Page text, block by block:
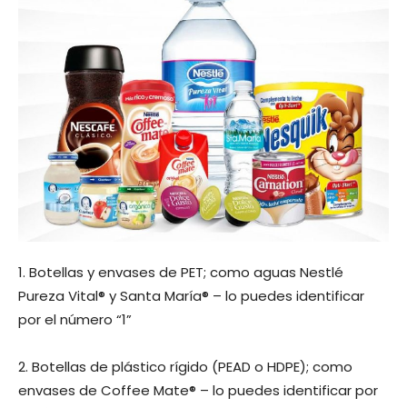
1. Botellas y envases de PET; como aguas Nestlé
Pureza Vital® y Santa María® – lo puedes identificar
por el número “1”
2. Botellas de plástico rígido (PEAD o HDPE); como
envases de Coffee Mate® – lo puedes identificar por